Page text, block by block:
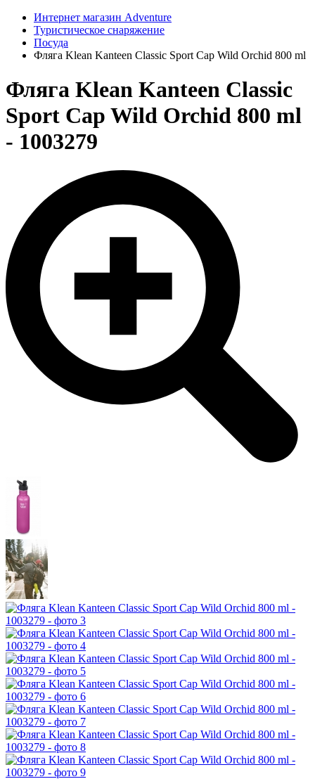
Интернет магазин Adventure
Туристическое снаряжение
Посуда
Фляга Klean Kanteen Classic Sport Cap Wild Orchid 800 ml
Фляга Klean Kanteen Classic
Sport Cap Wild Orchid 800 ml
- 1003279